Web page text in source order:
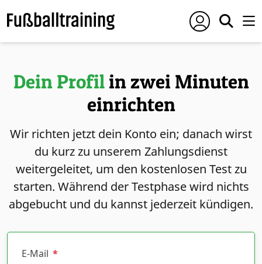
Dein Profilin zwei Minuten
einrichten
Wir richten jetzt dein Konto ein; danach wirst
du kurz zu unserem Zahlungsdienst
weitergeleitet, um den kostenlosen Test zu
starten. Während der Testphase wird nichts
abgebucht und du kannst jederzeit kündigen.
E-Mail *